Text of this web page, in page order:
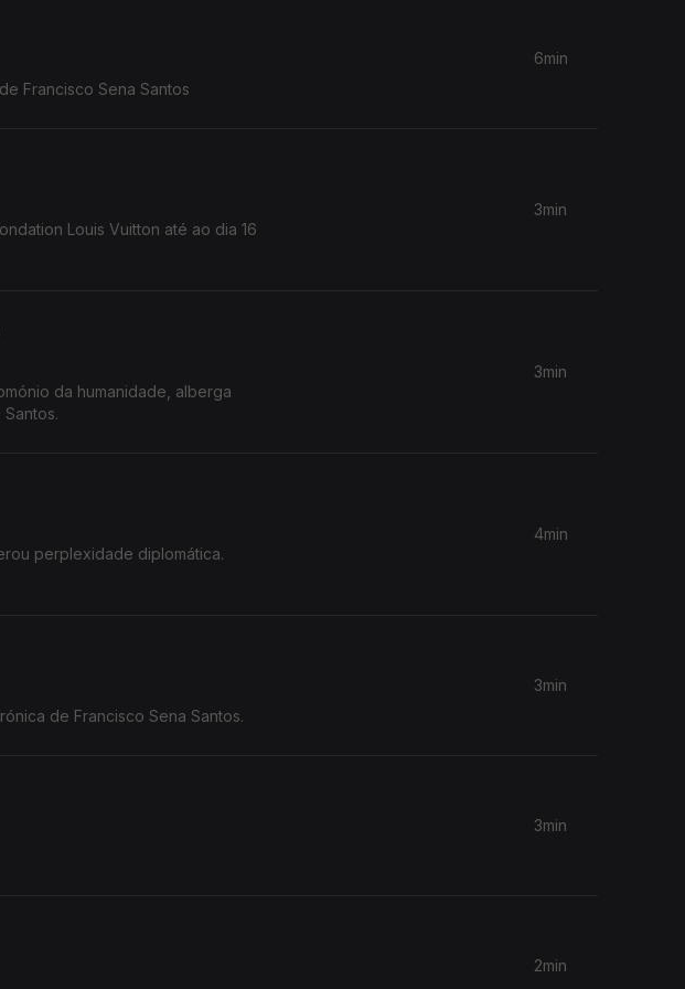
Francisco Sena Santos
6min
Louis Vuitton até ao dia 16
3min
da humanidade, alberga
3min
perplexidade diplomática.
4min
de Francisco Sena Santos.
3min
3min
2min